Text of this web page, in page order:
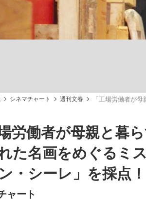
シネマチャート 週刊文春 「工場労働者が
場労働者が母親と暮
た名画をめぐるミ
・シーレ」を採点！
ャート